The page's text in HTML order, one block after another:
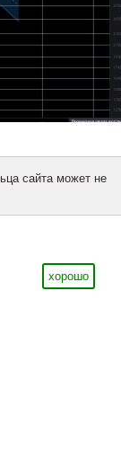
сайта может не
хорошо